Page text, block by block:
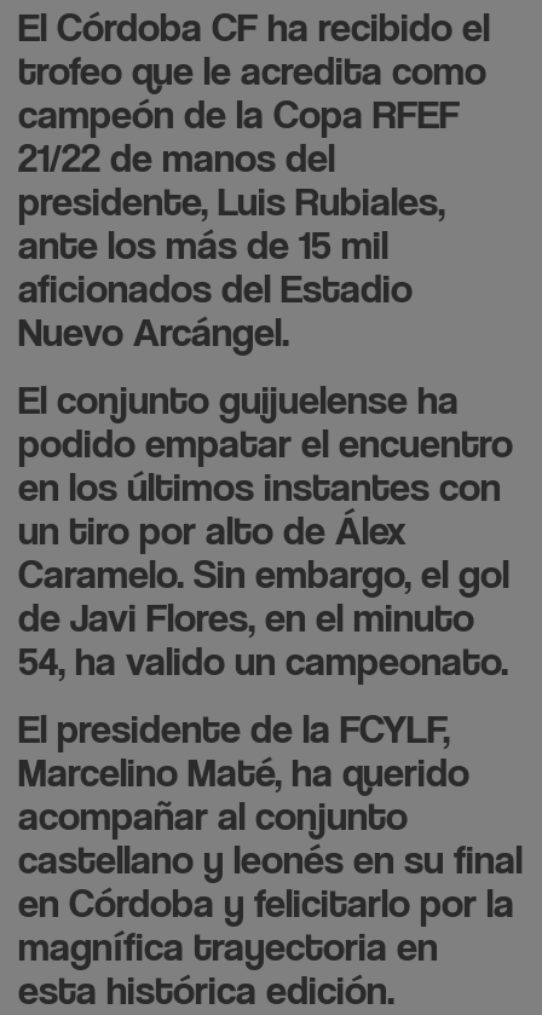
El Córdoba CF ha recibido el
trofeo que le acredita como
campeón de la Copa RFEF
21/22 de manos del
presidente, Luis Rubiales,
ante los más de 15 mil
aficionados del Estadio
Nuevo Arcángel.
El conjunto guijuelense ha
podido empatar el encuentro
en los últimos instantes con
un tiro por alto de Álex
Caramelo. Sin embargo, el gol
de Javi Flores, en el minuto
54, ha valido un campeonato.
El presidente de la FCYLF,
Marcelino Maté, ha querido
acompañar al conjunto
castellano y leonés en su final
en Córdoba y felicitarlo por la
magnífica trayectoria en
esta histórica edición.